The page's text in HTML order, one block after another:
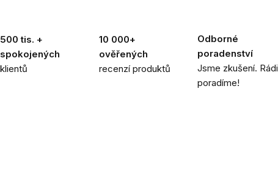
500 tis. +
spokojených
klientů
10 000+
ověřených
recenzí produktů
Odborné
poradenství
Jsme zkušení. Rádi
poradíme!